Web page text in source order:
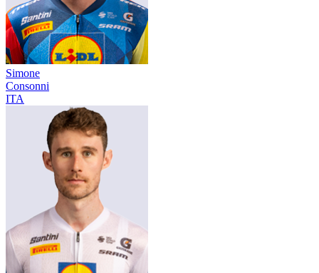
Simone
Consonni
ITA